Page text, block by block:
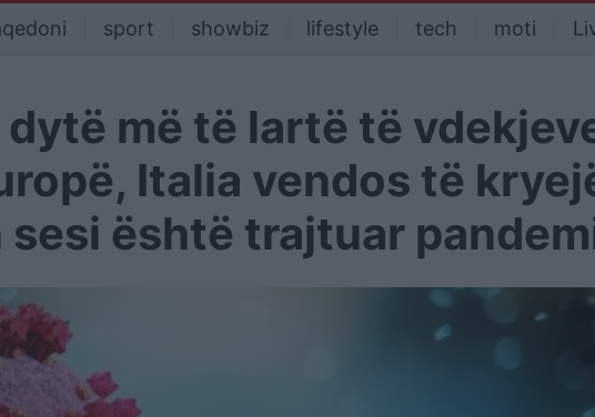
sport showbiz lifestyle tech moti
më të lartë të
Italia vendos të
është trajtuar